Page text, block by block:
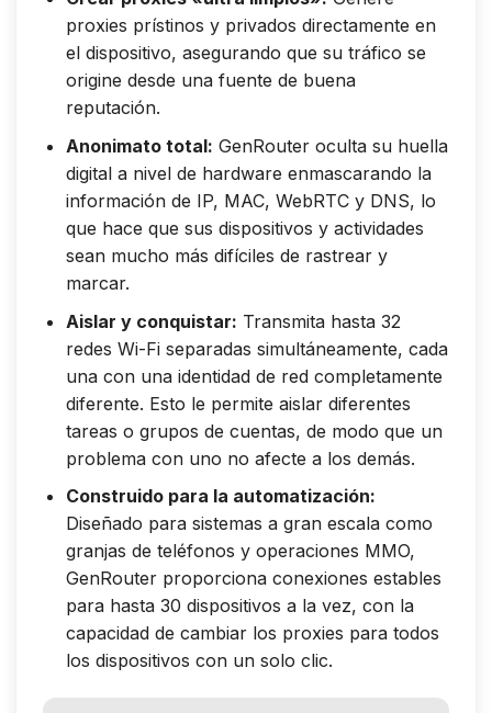
proxies prístinos y privados directamente en
el dispositivo, asegurando que su tráfico se
origine desde una fuente de buena
reputación.
Anonimato total: GenRouter oculta su huella
digital a nivel de hardware enmascarando la
información de IP, MAC, WebRTC y DNS, lo
que hace que sus dispositivos y actividades
sean mucho más difíciles de rastrear y
marcar.
Aislar y conquistar: Transmita hasta 32
redes Wi-Fi separadas simultáneamente, cada
una con una identidad de red completamente
diferente. Esto le permite aislar diferentes
tareas o grupos de cuentas, de modo que un
problema con uno no afecte a los demás.
Construido para la automatización:
Diseñado para sistemas a gran escala como
granjas de teléfonos y operaciones MMO,
GenRouter proporciona conexiones estables
para hasta 30 dispositivos a la vez, con la
capacidad de cambiar los proxies para todos
los dispositivos con un solo clic.